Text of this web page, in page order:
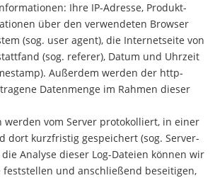
Ihre IP-Adresse, Produkt-
über den verwendeten Browser
(sog. user agent), die Internetseite von
(sog. referer), Datum und Uhrzeit
Außerdem werden der http-
Datenmenge im Rahmen dieser
werden vom Server protokolliert, in einer
dort kurzfristig gespeichert (sog. Server-
Analyse dieser Log-Dateien können wir
feststellen und anschließend beseitigen,